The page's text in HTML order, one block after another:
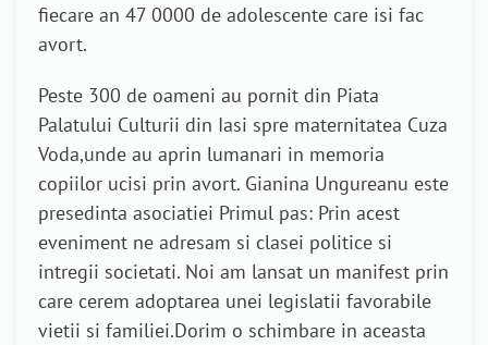
fiecare an 47 0000 de adolescente care isi fac
avort.
Peste 300 de oameni au pornit din Piata
Palatului Culturii din Iasi spre maternitatea Cuza
Voda,unde au aprin lumanari in memoria
copiilor ucisi prin avort. Gianina Ungureanu este
presedinta asociatiei Primul pas: Prin acest
eveniment ne adresam si clasei politice si
intregii societati. Noi am lansat un manifest prin
care cerem adoptarea unei legislatii favorabile
vietii si familiei.Dorim o schimbare in aceasta